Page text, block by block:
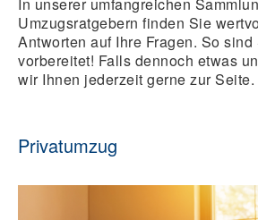
Umzugsratgebern finden Sie
Antworten auf Ihre Fragen. So
vorbereitet! Falls dennoch etwas
wir Ihnen jederzeit gerne zur Seite.
Privatumzug